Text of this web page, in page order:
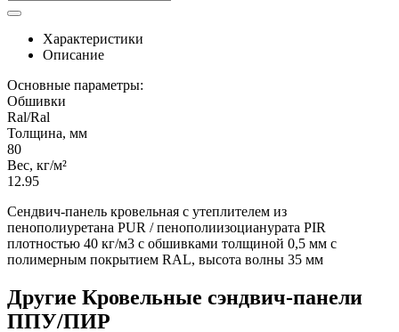
Характеристики
Описание
Основные параметры:
Обшивки
Ral/Ral
Толщина, мм
80
Вес, кг/м²
12.95
Сендвич-панель кровельная с утеплителем из
пенополиуретана PUR / пенополиизоцианурата PIR
плотностью 40 кг/м3 с обшивками толщиной 0,5 мм с
полимерным покрытием RAL, высота волны 35 мм
Другие Кровельные сэндвич-панели
ППУ/ПИР